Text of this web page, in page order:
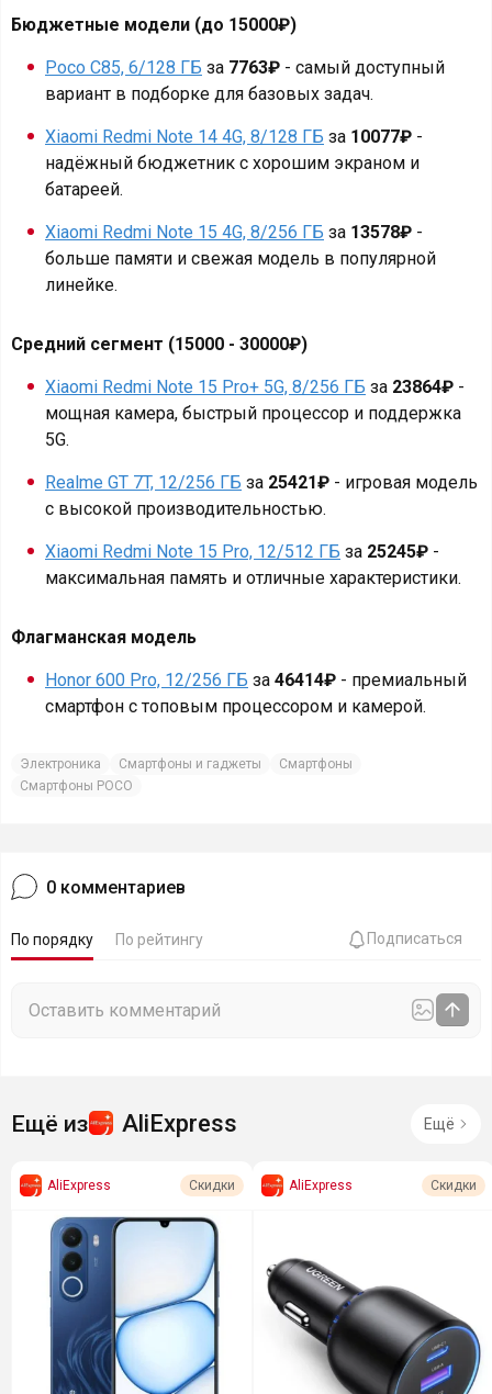
Бюджетные модели (до 15000₽)
Poco C85, 6/128 ГБ за 7763₽ - самый доступный
вариант в подборке для базовых задач.
Xiaomi Redmi Note 14 4G, 8/128 ГБ за 10077₽ -
надёжный бюджетник с хорошим экраном и
батареей.
Xiaomi Redmi Note 15 4G, 8/256 ГБ за 13578₽ -
больше памяти и свежая модель в популярной
линейке.
Средний сегмент (15000 - 30000₽)
Xiaomi Redmi Note 15 Pro+ 5G, 8/256 ГБ за 23864₽ -
мощная камера, быстрый процессор и поддержка
5G.
Realme GT 7T, 12/256 ГБ за 25421₽ - игровая модель
с высокой производительностью.
Xiaomi Redmi Note 15 Pro, 12/512 ГБ за 25245₽ -
максимальная память и отличные характеристики.
Флагманская модель
Honor 600 Pro, 12/256 ГБ за 46414₽ - премиальный
смартфон с топовым процессором и камерой.
Электроника Смартфоны и гаджеты
Смартфоны
Смартфоны POCO
0 комментариев
По порядку По рейтингу Подписаться
Ещё из AliExpress Ещё
AliExpress Скидки AliExpress Скидки